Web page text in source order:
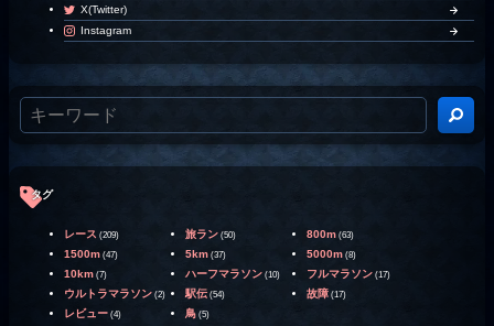
X(Twitter)
Instagram
タグ
レース (209) 旅ラン (50) 800m (63)
1500m (47) 5km (37) 5000m (8)
10km (7) ハーフマラソン (10) フルマラソン (17)
ウルトラマラソン (2) 駅伝 (54) 故障 (17)
レビュー (4) 鳥 (5)